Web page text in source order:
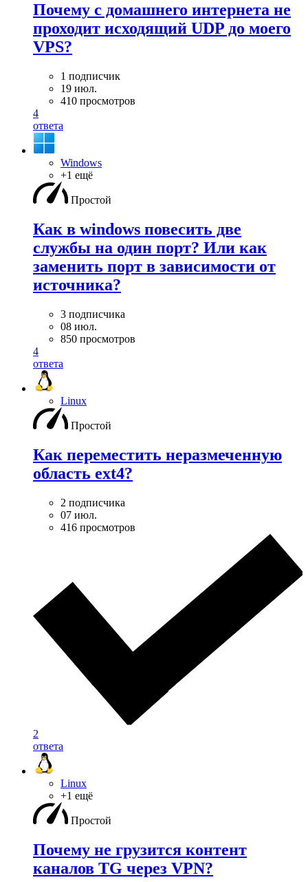
Почему с домашнего интернета не
проходит исходящий UDP до моего
VPS?
1 подписчик
19 июл.
410 просмотров
4
ответа
Windows
+1 ещё
Простой
Как в windows повесить две
службы на один порт? Или как
заменить порт в зависимости от
источника?
3 подписчика
08 июл.
850 просмотров
4
ответа
Linux
Простой
Как переместить неразмеченную
область ext4?
2 подписчика
07 июл.
416 просмотров
2
ответа
Linux
+1 ещё
Простой
Почему не грузится контент
каналов TG через VPN?